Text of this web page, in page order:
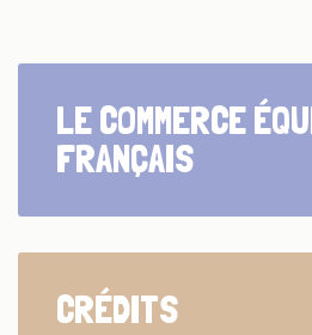
LE COMMERCE
FRANÇAIS
CRÉDITS